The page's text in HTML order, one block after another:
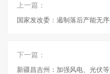
上一篇：
国家发改委：遏制落后产能无
下一篇：
新疆昌吉州：加强风电、光伏